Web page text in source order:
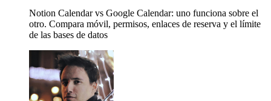
Notion Calendar vs Google Calendar: uno funciona sobre el
otro. Compara móvil, permisos, enlaces de reserva y el límite
de las bases de datos